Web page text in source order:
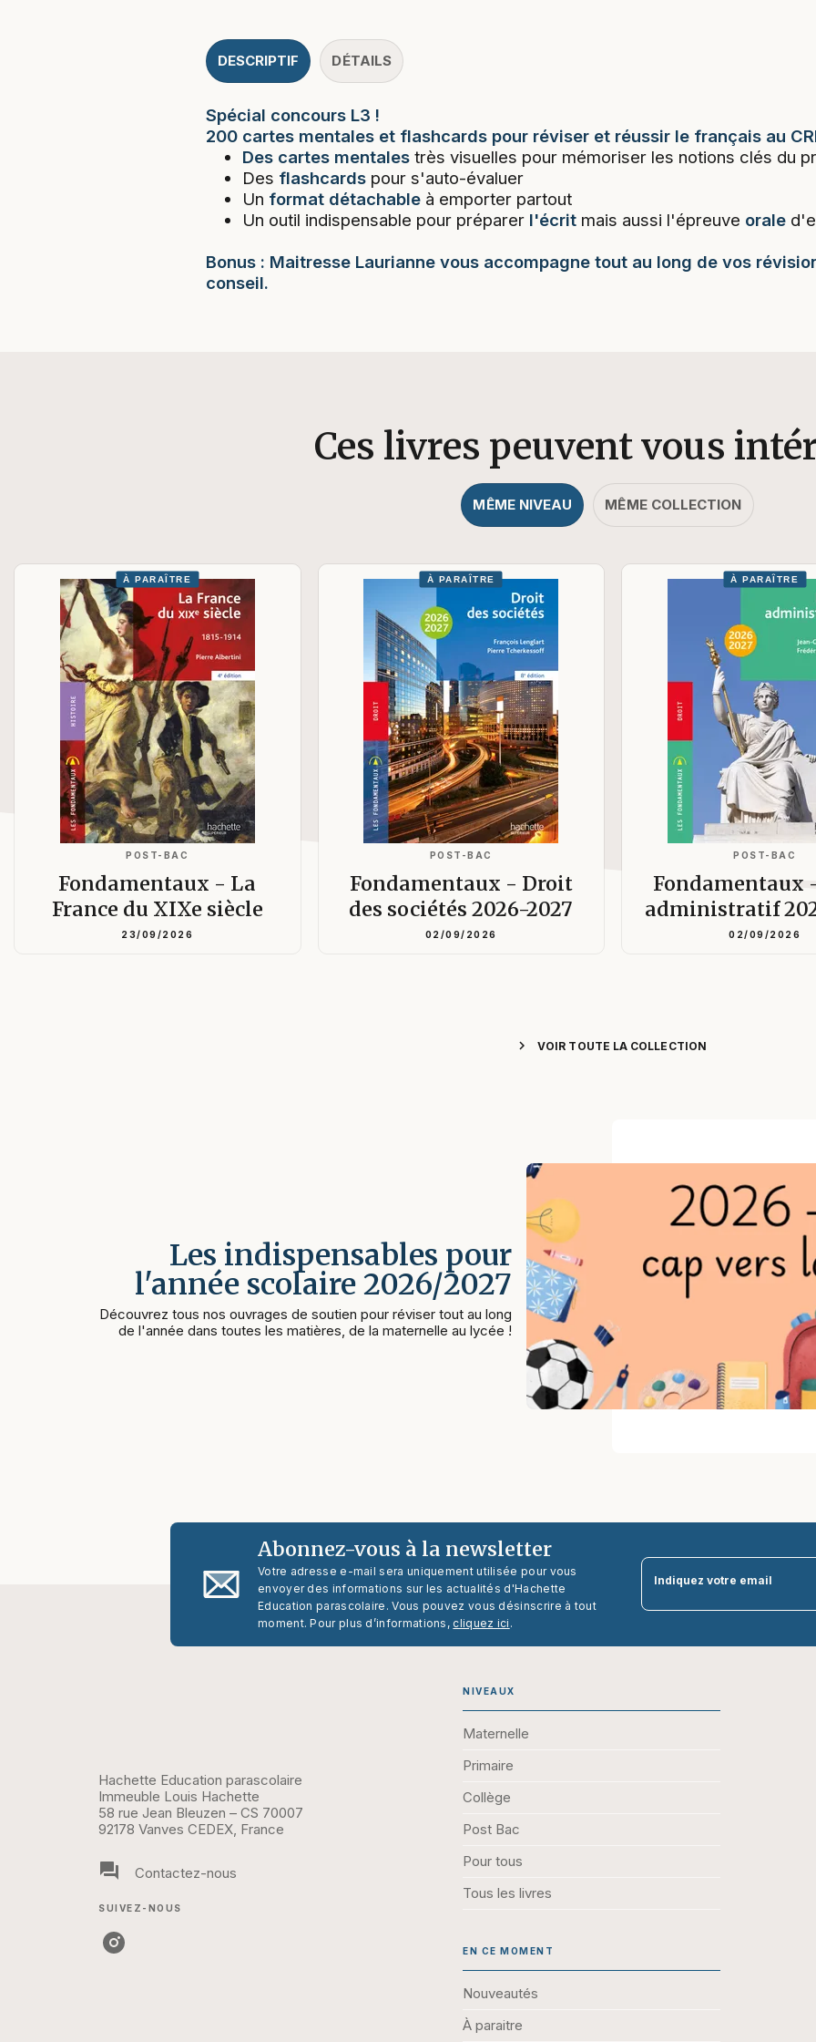
DESCRIPTIF DÉTAILS
Spécial concours L3 !
200 cartes mentales et flashcards pour réviser et réussir le français au
Des cartes mentalestrès visuelles pour mémoriser les notions clés du
Des flashcards pour s'auto-évaluer
Un format détachable à emporter partout
Un outil indispensable pour préparer l'écrit mais aussi l'épreuve orale
Bonus : Maitresse Laurianne vous accompagne tout au long de vos
conseil.
Ces livres peuvent vous
MÊME NIVEAU MÊME COLLECTION
À PARAÎTRE
POST-BAC
Fondamentaux - La
France du XIXe siècle
23/09/2026
À PARAÎTRE
POST-BAC
Fondamentaux - Droit
des sociétés 2026-2027
02/09/2026
À PARAÎTRE
POST-BAC
Fondamentaux
administratif
02/09/2026
chevron_right VOIR TOUTE LA COLLECTION
Les indispensables pour
l'année scolaire 2026/2027
Découvrez tous nos ouvrages de soutien pour réviser tout au long
de l'année dans toutes les matières, de la maternelle au lycée !
Abonnez-vous à la newsletter
Votre adresse e-mail sera uniquement utilisée pour vous
envoyer des informations sur les actualités d'Hachette
Education parascolaire. Vous pouvez vous désinscrire à tout
moment. Pour plus d’informations, cliquez ici .
Indiquez votre email
Hachette Education parascolaire
Immeuble Louis Hachette
58 rue Jean Bleuzen – CS 70007
92178 Vanves CEDEX, France
question_answer Contactez-nous
SUIVEZ-NOUS
NIVEAUX
Maternelle
Primaire
Collège
Post Bac
Pour tous
Tous les livres
EN CE MOMENT
Nouveautés
À paraitre